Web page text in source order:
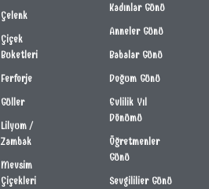
Çelenk
Çiçek
Buketleri
Ferforje
Güller
Lilyum /
Zambak
Mevsim
Çiçekleri
Kadınlar Günü
Anneler Günü
Babalar Günü
Doğum Günü
Evlilik Yıl
Dönümü
Öğretmenler
Günü
Sevgililier Günü